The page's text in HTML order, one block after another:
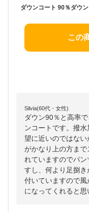
この
Silvia(60代・女性)
ダウン90％と高率
ンコートです。撥
望に近いのではな
がかなり上の方ま
れていますのでパ
すし、何より足捌
付いていますので
になってくれると思